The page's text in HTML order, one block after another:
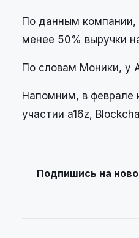
По данным компании,
менее 50% выручки
По словам Моники, у
Напомним, в феврале
участии a16z,
Подпишись на